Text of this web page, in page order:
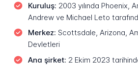
Kuruluş: 2003 yılında Phoenix,
Andrew ve Michael Leto
Merkez: Scottsdale, Arizona,
Devletleri
Ana şirket: 2 Ekim 2023